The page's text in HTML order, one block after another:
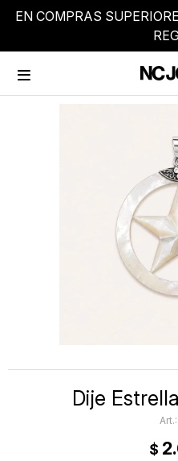
EN COMPRAS

Dije
$